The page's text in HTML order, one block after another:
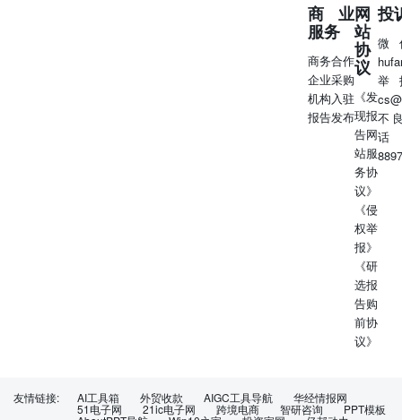
力的普通人 核心特征 以历史人物、古代职业为原型，让静
态的历史景观转化为动态的文化体验 典型案例理发师晓
华、芜湖面人叔 典型案例 嘉峪关“守关大汉”、黄山“解忧版
李白” 传播价值 传播价值 通过年轻化、趣味化的互动形
式，让景区成为活态的文化传播载体 以个人故事承载传播
势能可信度高，感染力强 互动体验型 共创内容型 全员沉浸
型 核心特征游客或网民参与形成的创意内容与符号 核心特
征 以“娱乐性”“参与感”为核心，与游客进行互动 典型案例
卤鹅哥、鸡排哥 典型案例 长春雪饼猴、西安大唐不夜城不
倒翁 传播价值强参与感与归属感，实现病毒式传播 传播价
值 核心特征 游客通过即兴、轻松的互动获得愉快的体验，
容易形成“自发传播”的效应 景区内居民化身NPC，构建
起“无处不场景、无人不角色”的全沉浸环境 典型案例 贵阳
青岩古镇“大明状元游”、浙江乌镇NPC 传播价值 通过沉浸
式的体验，让游客获得全方位真实的文化体验 趋势·观点 普
通的魅力个体不断崛起 全新的传播链路赋能文旅 传播的触
发点从“目的地品牌”前置到了“人格化IP”，形成了“IP吸引-
内容互动-目的地转化”的新型传播流程，品牌通过与草根IP
的深度绑定，实现了文化价值与商业价值的快速转化。但单
中于单一权威渠道，而是分散至无数具备独特性格、技能或
商业
服务
商务合作
企业采购
机构入驻
报告发布
网
站
协
议
《发
现报
告网
站服
务协
议》
《侵
权举
报》
《研
选报
告购
前协
议》
投
微
举
不
友情链接: AI工具箱 外贸收款 AIGC工具导航 华经情报网
51电子网 21ic电子网 跨境电商 智研咨询 PPT模板